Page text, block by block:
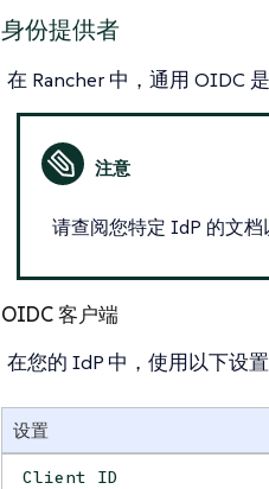
身份提供者
在 Rancher 中，通用 OIDC 是
请查阅您特定 IdP 的文档
OIDC 客户端
在您的 IdP 中，使用以下设
设置
Client ID